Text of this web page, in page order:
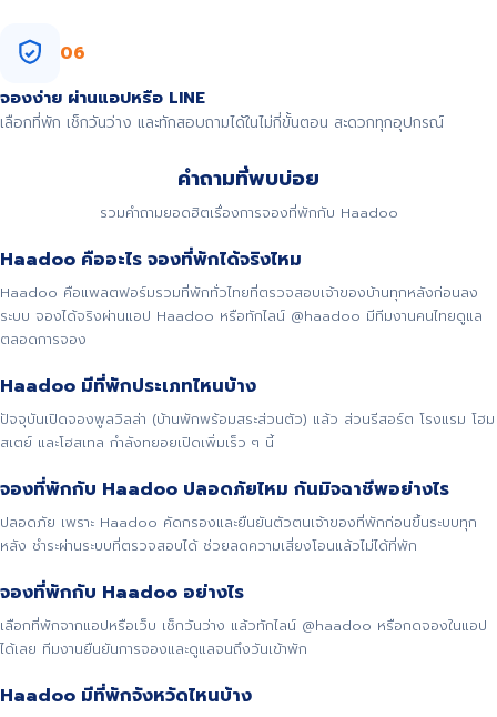
06
จองง่าย ผ่านแอปหรือ LINE
เลือกที่พัก เช็กวันว่าง และทักสอบถามได้ในไม่กี่ขั้นตอน สะดวกทุกอุปกรณ์
คำถามที่พบบ่อย
รวมคำถามยอดฮิตเรื่องการจองที่พักกับ Haadoo
Haadoo คืออะไร จองที่พักได้จริงไหม
Haadoo คือแพลตฟอร์มรวมที่พักทั่วไทยที่ตรวจสอบเจ้าของบ้านทุกหลังก่อนลง
ระบบ จองได้จริงผ่านแอป Haadoo หรือทักไลน์ @haadoo มีทีมงานคนไทยดูแล
ตลอดการจอง
Haadoo มีที่พักประเภทไหนบ้าง
ปัจจุบันเปิดจองพูลวิลล่า (บ้านพักพร้อมสระส่วนตัว) แล้ว ส่วนรีสอร์ต โรงแรม โฮม
สเตย์ และโฮสเทล กำลังทยอยเปิดเพิ่มเร็ว ๆ นี้
จองที่พักกับ Haadoo ปลอดภัยไหม กันมิจฉาชีพอย่างไร
ปลอดภัย เพราะ Haadoo คัดกรองและยืนยันตัวตนเจ้าของที่พักก่อนขึ้นระบบทุก
หลัง ชำระผ่านระบบที่ตรวจสอบได้ ช่วยลดความเสี่ยงโอนแล้วไม่ได้ที่พัก
จองที่พักกับ Haadoo อย่างไร
เลือกที่พักจากแอปหรือเว็บ เช็กวันว่าง แล้วทักไลน์ @haadoo หรือกดจองในแอป
ได้เลย ทีมงานยืนยันการจองและดูแลจนถึงวันเข้าพัก
Haadoo มีที่พักจังหวัดไหนบ้าง